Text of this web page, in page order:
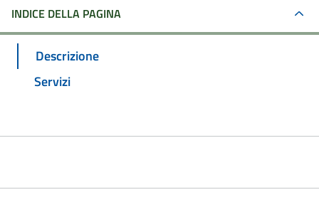
INDICE DELLA PAGINA
Descrizione
Servizi